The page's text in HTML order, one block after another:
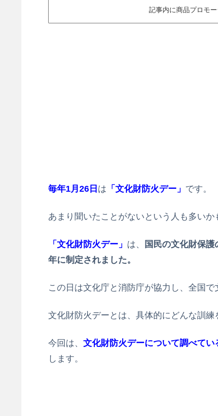
記事内に商品プロモ
毎年1月26日 は 「文化財防火デー」 です。
あまり聞いたことがないという人も多いか
「文化財防火デー」 は、
国民の文化財保
年に制定されました。
この日は文化庁と消防庁が協力し、全国
文化財防火デーとは、具体的にどんな訓練
今回は、 文化財防火デーについて調べて
します。